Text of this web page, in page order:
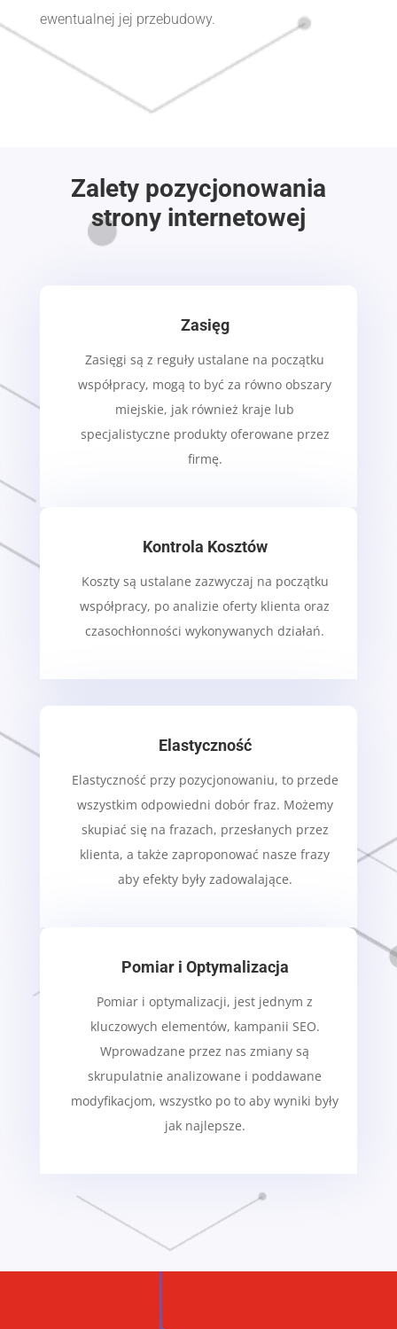
ewentualnej jej przebudowy.
Zalety pozycjonowania
strony internetowej
Zasięg
Zasięgi są z reguły ustalane na początku
współpracy, mogą to być za równo obszary
miejskie, jak również kraje lub
specjalistyczne produkty oferowane przez
firmę.
Kontrola Kosztów
Koszty są ustalane zazwyczaj na początku
współpracy, po analizie oferty klienta oraz
czasochłonności wykonywanych działań.
Elastyczność
Elastyczność przy pozycjonowaniu, to przede
wszystkim odpowiedni dobór fraz. Możemy
skupiać się na frazach, przesłanych przez
klienta, a także zaproponować nasze frazy
aby efekty były zadowalające.
Pomiar i Optymalizacja
Pomiar i optymalizacji, jest jednym z
kluczowych elementów, kampanii SEO.
Wprowadzane przez nas zmiany są
skrupulatnie analizowane i poddawane
modyfikacjom, wszystko po to aby wyniki były
jak najlepsze.